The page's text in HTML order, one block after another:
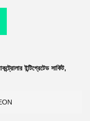
ইন্টিগ্রেটেড সার্কিট,